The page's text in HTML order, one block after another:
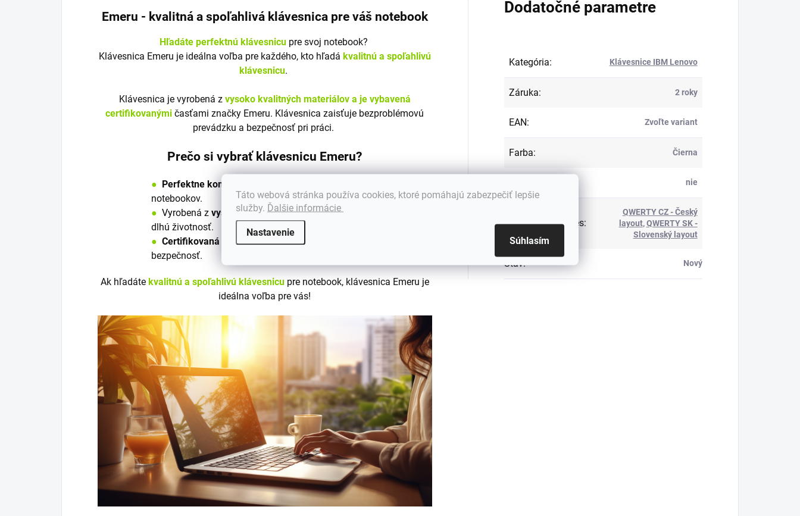
Táto webová stránka používa cookies, ktoré pomáhajú zabezpečiť lepšie
služby. Ďalšie informácie
Nastavenie
Súhlasím
Emeru - kvalitná a spoľahlivá klávesnica pre váš notebook
Hľadáte perfektnú klávesnicupre svoj notebook?
Klávesnica Emeru je ideálna voľba pre každého, kto hľadá kvalitnú a spoľahlivú
klávesnicu.
Klávesnica je vyrobená z vysoko kvalitných materiálov a je vybavená
certifikovanými časťami značky Emeru. Klávesnica zaisťuje bezproblémovú
prevádzku a bezpečnosť pri práci.
Prečo si vybrať klávesnicu Emeru?
● Perfektne kompatibilná
notebookov.
● Vyrobená z vysoko kvalitných materiálov, ktoré zabezpečujú
dlhú životnosť.
● Certifikovaná podľa noriem CE a RoHS, čo zaručuje jej
bezpečnosť.
Ak hľadáte kvalitnú a spoľahlivú klávesnicu pre notebook, klávesnica Emeru je
ideálna voľba pre vás!
Dodatočné parametre
Kategória: Klávesnice IBM Lenovo
Záruka: 2 roky
EAN: Zvoľte variant
Farba: Čierna
nie
Rozloženie kláves:
QWERTY CZ - Český
layout,QWERTY SK -
Slovenský layout
Stav: Nový